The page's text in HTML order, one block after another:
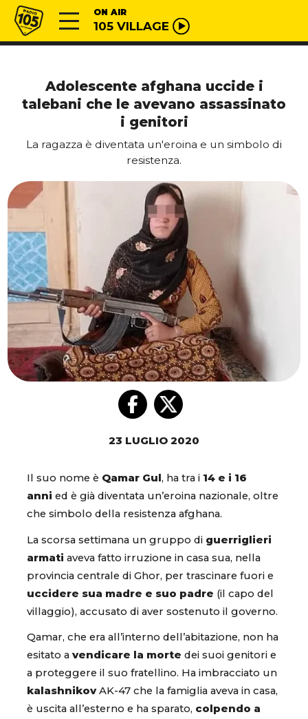
Vai al contenuto
Radio 105 ON AIR
105 VILLAGE
Adolescente afghana uccide i
talebani che le avevano assassinato
i genitori
La ragazza è diventata un'eroina e un simbolo di
resistenza.
23 LUGLIO 2020
Il suo nome è Qamar Gul , ha tra i 14 e i 16
anni ed è già diventata un’eroina nazionale, oltre
che simbolo della resistenza afghana.
La scorsa settimana un gruppo di guerriglieri
armati aveva fatto irruzione in casa sua, nella
provincia centrale di Ghor, per trascinare fuori e
uccidere sua madre e suo padre (il capo del
villaggio), accusato di aver sostenuto il governo.
Qamar, che era all’interno dell’abitazione, non ha
esitato a vendicare la morte dei suoi genitori e
a proteggere il suo fratellino. Ha imbracciato un
kalashnikovAK-47 che la famiglia aveva in casa,
è uscita all’esterno e ha sparato, colpendo a